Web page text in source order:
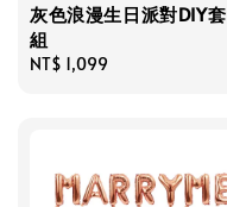
灰色浪漫生日派對DIY套
組
Regular
NT$ 1,099